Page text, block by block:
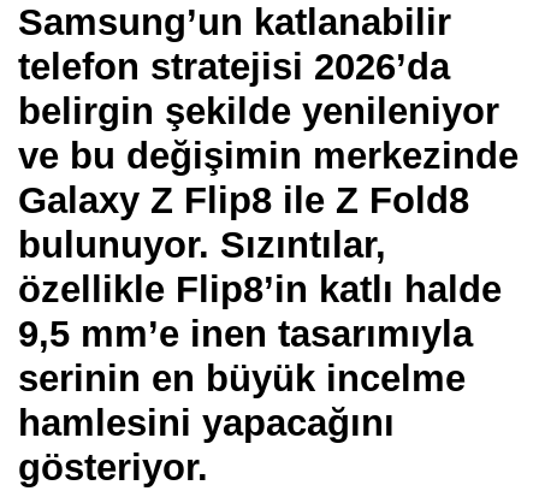
Samsung’un katlanabilir
telefon stratejisi 2026’da
belirgin şekilde yenileniyor
ve bu değişimin merkezinde
Galaxy Z Flip8 ile Z Fold8
bulunuyor. Sızıntılar,
özellikle Flip8’in katlı halde
9,5 mm’e inen tasarımıyla
serinin en büyük incelme
hamlesini yapacağını
gösteriyor.